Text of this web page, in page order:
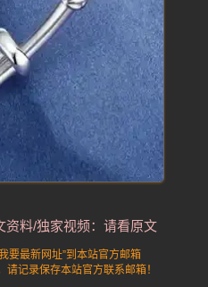
资料/独家视频：请看原文
要最新网址”到本站官方邮箱
记录保存本站官方联系邮箱！